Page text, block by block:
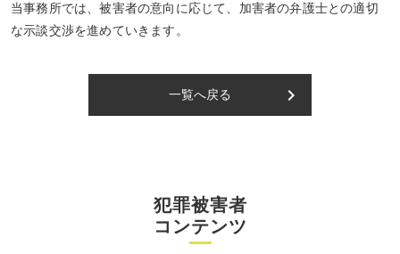
当事務所では、被害者の意向に応じて、加害者の弁護士との適切
な示談交渉を進めていきます。
一覧へ戻る keyboard_arrow_right
犯罪被害者
コンテンツ